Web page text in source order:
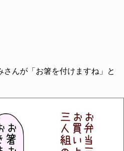
さんが「お箸を付けますね」と